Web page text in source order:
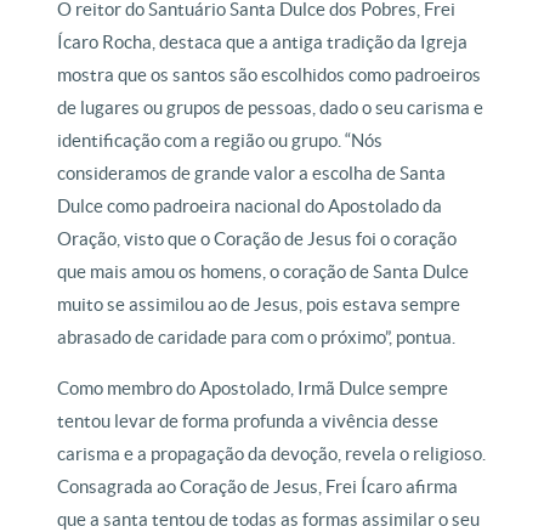
O reitor do Santuário Santa Dulce dos Pobres, Frei
Ícaro Rocha, destaca que a antiga tradição da Igreja
mostra que os santos são escolhidos como padroeiros
de lugares ou grupos de pessoas, dado o seu carisma e
identificação com a região ou grupo. “Nós
consideramos de grande valor a escolha de Santa
Dulce como padroeira nacional do Apostolado da
Oração, visto que o Coração de Jesus foi o coração
que mais amou os homens, o coração de Santa Dulce
muito se assimilou ao de Jesus, pois estava sempre
abrasado de caridade para com o próximo”, pontua.
Como membro do Apostolado, Irmã Dulce sempre
tentou levar de forma profunda a vivência desse
carisma e a propagação da devoção, revela o religioso.
Consagrada ao Coração de Jesus, Frei Ícaro afirma
que a santa tentou de todas as formas assimilar o seu